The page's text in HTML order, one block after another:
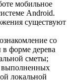
мобильное
Android.
существуют
со
форме дерева
сметы;
выполненных
локальной